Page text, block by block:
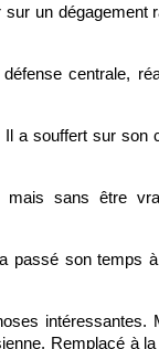
un dégagement
centrale,
a souffert sur son
sans être
passé son temps
intéressantes.
Remplacé à